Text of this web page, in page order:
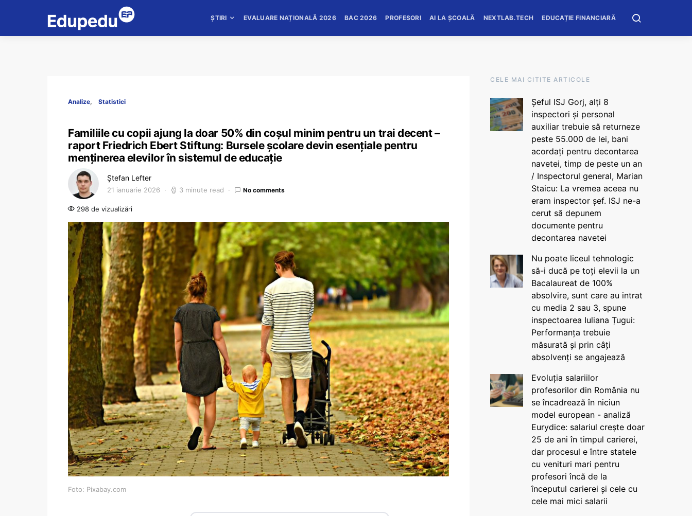
ȘTIRI EVALUARE NAȚIONALĂ 2026 BAC 2026 PROFESORI AI LA ȘCOALĂ NEXTLAB.TECH EDUCAȚIE FINANCIARĂ
Analize Statistici
Familiile cu copii ajung la doar 50% din coșul minim pentru un trai decent –
raport Friedrich Ebert Stiftung: Bursele școlare devin esențiale pentru
menținerea elevilor în sistemul de educație
Ștefan Lefter
21 ianuarie 2026 3 minute read No comments
298 de vizualizări
Foto: Pixabay.com
CELE MAI CITITE ARTICOLE
Șeful ISJ Gorj, alți 8
inspectori și personal
auxiliar trebuie să returneze
peste 55.000 de lei, bani
acordați pentru decontarea
navetei, timp de peste un an
/ Inspectorul general, Marian
Staicu: La vremea aceea nu
eram inspector șef. ISJ ne-a
cerut să depunem
documente pentru
decontarea navetei
Nu poate liceul tehnologic
să-i ducă pe toți elevii la un
Bacalaureat de 100%
absolvire, sunt care au intrat
cu media 2 sau 3, spune
inspectoarea Iuliana Țugui:
Performanța trebuie
măsurată și prin câți
absolvenți se angajează
Evoluția salariilor
profesorilor din România nu
se încadrează în niciun
model european - analiză
Eurydice: salariul crește doar
25 de ani în timpul carierei,
dar procesul e între statele
cu venituri mari pentru
profesori încă de la
începutul carierei și cele cu
cele mai mici salarii